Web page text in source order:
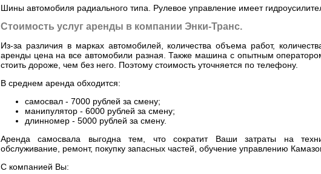
Шины автомобиля радиального типа. Рулевое управление имеет
Стоимость услуг аренды в компании Энки-Транс.
Из-за различия в марках автомобилей, количества объема работ,
аренды цена на все автомобили разная. Также машина с опытным
стоить дороже, чем без него. Поэтому стоимость уточняется по телефону.
В среднем аренда обходится:
самосвал - 7000 рублей за смену;
манипулятор - 6000 рублей за смену;
длинномер - 5000 рублей за смену.
Аренда самосвала выгодна тем, что сократит Ваши затраты на
обслуживание, ремонт, покупку запасных частей, обучение управлению
С компанией Вы: